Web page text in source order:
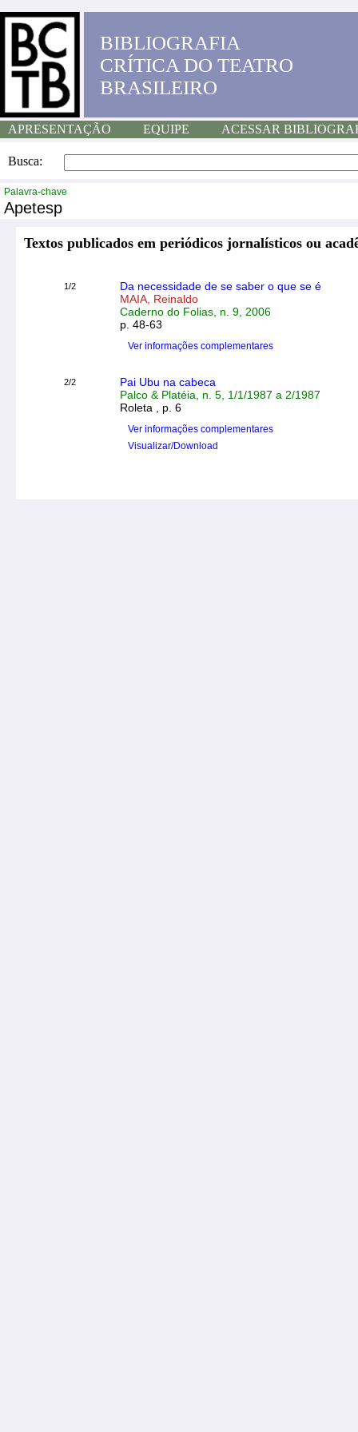
BIBLIOGRAFIA
CRÍTICA DO TEATRO
BRASILEIRO
APRESENTAÇÃO EQUIPE ACESSAR
Busca:
Palavra-chave
Apetesp
Textos publicados em periódicos jornalísticos ou
1/2
Da necessidade de se saber o que se é
MAIA, Reinaldo
Caderno do Folias, n. 9, 2006
p. 48-63
Ver informações complementares
2/2
Pai Ubu na cabeca
Palco & Platéia, n. 5, 1/1/1987 a 2/1987
Roleta , p. 6
Ver informações complementares
Visualizar/Download